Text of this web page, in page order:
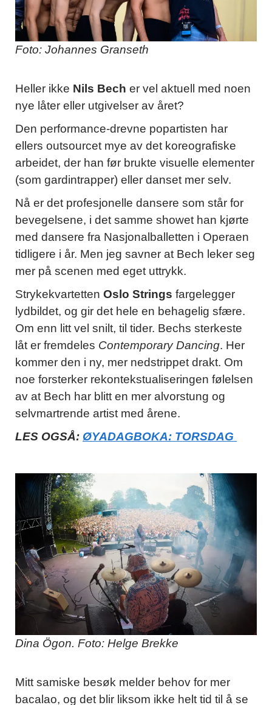
Foto: Johannes Granseth
Heller ikke Nils Bech er vel aktuell med noen
nye låter eller utgivelser av året?
Den performance-drevne popartisten har
ellers outsourcet mye av det koreografiske
arbeidet, der han før brukte visuelle elementer
(som gardintrapper) eller danset mer selv.
Nå er det profesjonelle dansere som står for
bevegelsene, i det samme showet han kjørte
med dansere fra Nasjonalballetten i Operaen
tidligere i år. Men jeg savner at Bech leker seg
mer på scenen med eget uttrykk.
Strykekvartetten Oslo Strings fargelegger
lydbildet, og gir det hele en behagelig sfære.
Om enn litt vel snilt, til tider. Bechs sterkeste
låt er fremdeles Contemporary Dancing. Her
kommer den i ny, mer nedstrippet drakt. Om
noe forsterker rekontekstualiseringen følelsen
av at Bech har blitt en mer alvorstung og
selvmartrende artist med årene.
LES OGSÅ: ØYADAGBOKA: TORSDAG
Dina Ögon. Foto: Helge Brekke
Mitt samiske besøk melder behov for mer
bacalao, og det blir liksom ikke helt tid til å se